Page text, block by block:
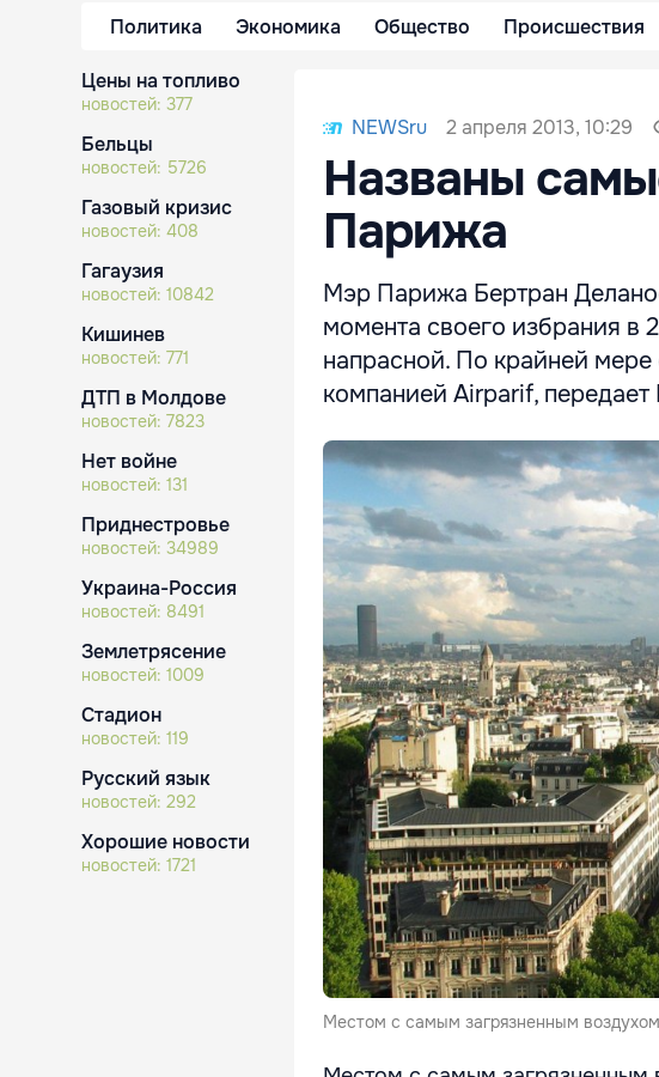
Политика Экономика Общество Происшествия
Цены на топливо
новостей: 377
Бельцы
новостей: 5726
Газовый кризис
новостей: 408
Гагаузия
новостей: 10842
Кишинев
новостей: 771
ДТП в Молдове
новостей: 7823
Нет войне
новостей: 131
Приднестровье
новостей: 34989
Украина-Россия
новостей: 8491
Землетрясение
новостей: 1009
Стадион
новостей: 119
Русский язык
новостей: 292
Хорошие новости
новостей: 1721
NEWSru 2 апреля 2013, 10:29
Названы
Парижа
Мэр Парижа Бертран
момента своего избрания в
напрасной. По крайней мере
компанией Airparif, передает
Местом с самым загрязненным